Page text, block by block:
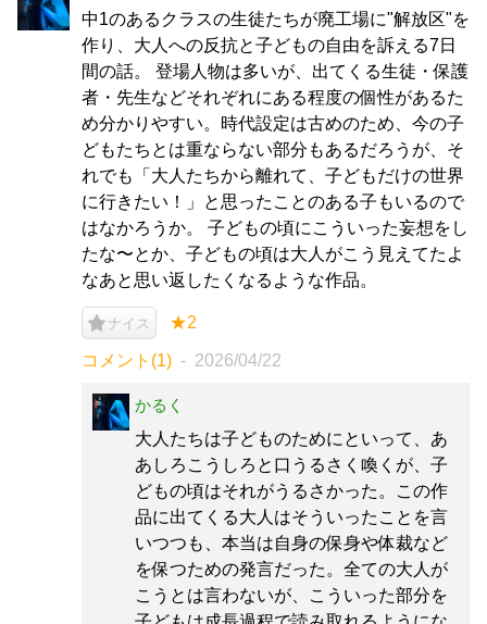
中1のあるクラスの生徒たちが廃工場に"解放区"を
作り、大人への反抗と子どもの自由を訴える7日
間の話。 登場人物は多いが、出てくる生徒・保護
者・先生などそれぞれにある程度の個性があるた
め分かりやすい。時代設定は古めのため、今の子
どもたちとは重ならない部分もあるだろうが、そ
れでも「大人たちから離れて、子どもだけの世界
に行きたい！」と思ったことのある子もいるので
はなかろうか。 子どもの頃にこういった妄想をし
たな〜とか、子どもの頃は大人がこう見えてたよ
なあと思い返したくなるような作品。
ナイス ★2
コメント(1) 2026/04/22
かるく
大人たちは子どものためにといって、あ
あしろこうしろと口うるさく喚くが、子
どもの頃はそれがうるさかった。この作
品に出てくる大人はそういったことを言
いつつも、本当は自身の保身や体裁など
を保つための発言だった。全ての大人が
こうとは言わないが、こういった部分を